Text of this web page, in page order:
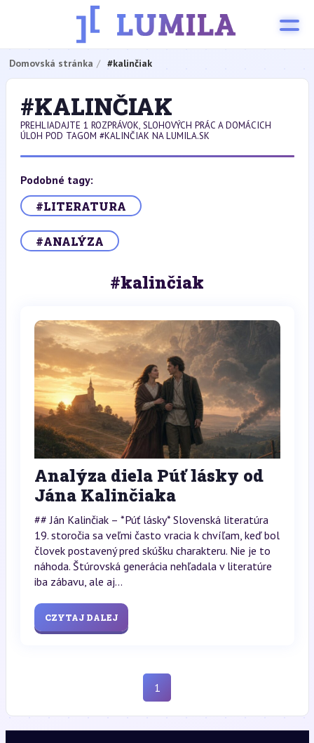
Domovská stránka #kalinčiak
#KALINČIAK
PREHLIADAJTE 1 ROZPRÁVOK, SLOHOVÝCH PRÁC A DOMÁCICH
ÚLOH POD TAGOM #KALINČIAK NA LUMILA.SK
Podobné tagy:
#LITERATURA
#ANALÝZA
#kalinčiak
Analýza diela Púť lásky od
Jána Kalinčiaka
## Ján Kalinčiak – *Púť lásky* Slovenská literatúra
19. storočia sa veľmi často vracia k chvíľam, keď bol
človek postavený pred skúšku charakteru. Nie je to
náhoda. Štúrovská generácia nehľadala v literatúre
iba zábavu, ale aj...
CZYTAJ DALEJ
1